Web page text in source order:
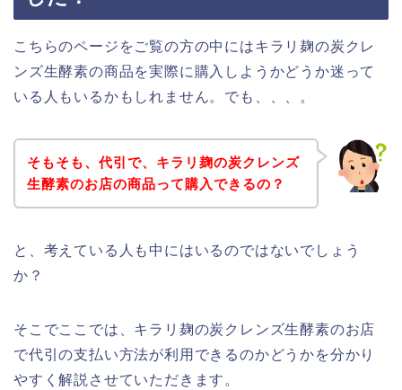
こちらのページをご覧の方の中にはキラリ麹の炭クレ
ンズ生酵素の商品を実際に購入しようかどうか迷って
いる人もいるかもしれません。でも、、、。
そもそも、代引で、キラリ麹の炭クレンズ
生酵素のお店の商品って購入できるの？
と、考えている人も中にはいるのではないでしょう
か？
そこでここでは、キラリ麹の炭クレンズ生酵素のお店
で代引の支払い方法が利用できるのかどうかを分かり
やすく解説させていただきます。